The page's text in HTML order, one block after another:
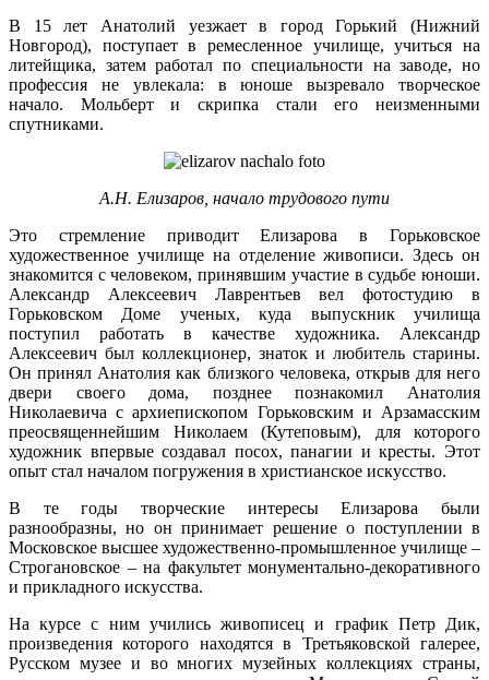
В 15 лет Анатолий уезжает в город Горький (Нижний
Новгород), поступает в ремесленное училище, учиться на
литейщика, затем работал по специальности на заводе, но
профессия не увлекала: в юноше вызревало творческое
начало. Мольберт и скрипка стали его неизменными
спутниками.
А.Н. Елизаров, начало трудового пути
Это стремление приводит Елизарова в Горьковское
художественное училище на отделение живописи. Здесь он
знакомится с человеком, принявшим участие в судьбе юноши.
Александр Алексеевич Лаврентьев вел фотостудию в
Горьковском Доме ученых, куда выпускник училища
поступил работать в качестве художника. Александр
Алексеевич был коллекционер, знаток и любитель старины.
Он принял Анатолия как близкого человека, открыв для него
двери своего дома, позднее познакомил Анатолия
Николаевича с архиепископом Горьковским и Арзамасским
преосвященнейшим Николаем (Кутеповым), для которого
художник впервые создавал посох, панагии и кресты. Этот
опыт стал началом погружения в христианское искусство.
В те годы творческие интересы Елизарова были
разнообразны, но он принимает решение о поступлении в
Московское высшее художественно-промышленное училище –
Строгановское – на факультет монументально-декоративного
и прикладного искусства.
На курсе с ним учились живописец и график Петр Дик,
произведения которого находятся в Третьяковской галерее,
Русском музее и во многих музейных коллекциях страны,